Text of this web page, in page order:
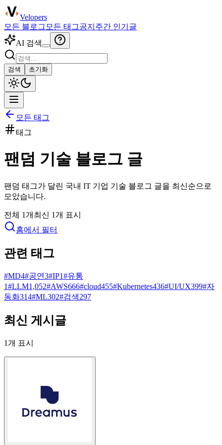
Velopers
모든 블로그 모든 태그공지 주간 인기글
AI 검색
검색 초기화
모든 태그
태그
팬덤 기술 블로그 글
팬덤 태그가 달린 국내 IT 기업 기술 블로그 글을 최신순으로
모았습니다.
전체 1개 최신 1개 표시
홈에서 필터
관련 태그
#MD4#공연3#IP1#유통
1#LLM1,052#AWS666#cloud455#Kubernetes436#UI/UX399#자
동화314#ML302#검색297
최신 게시글
1개 표시